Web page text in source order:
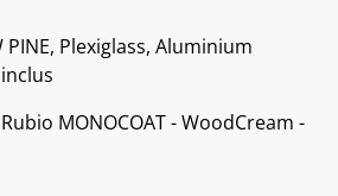
PINE, Plexiglass, Aluminium
MONOCOAT - WoodCream -